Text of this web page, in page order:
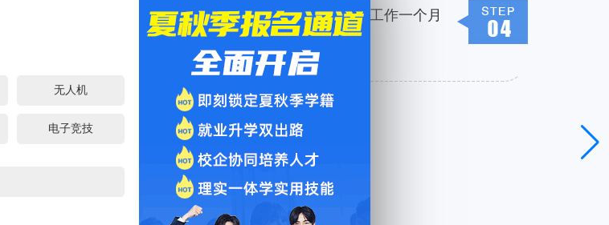
其进行"一对一"贴心指导，上岗一周内去企业实地回访，工作一个月
对毕业生进行实地或电话回访。
创业指导
无人机
电子竞技